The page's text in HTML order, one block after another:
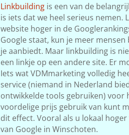
Linkbuildingis een van de
is iets dat we heel serieus nemen.
website hoger in de
Google staat, kun je meer
je aanbiedt. Maar linkbuilding is
een linkje op een andere site. Er
Iets wat VDMmarketing volledig
service (niemand in Nederland
ontwikkelde tools gebruiken) voor
voordelige prijs gebruik van kunt
dit effect. Vooral als u lokaal
van Google in Winschoten.